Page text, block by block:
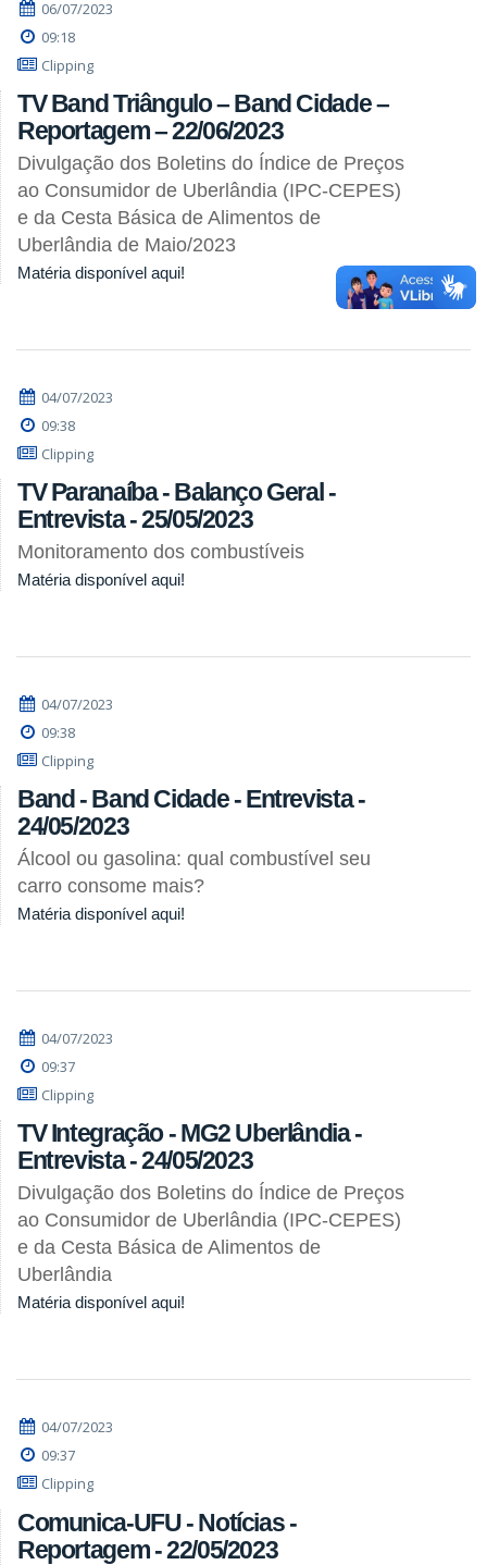
06/07/2023
09:18
Clipping
TV Band Triângulo – Band Cidade –
Reportagem – 22/06/2023
Divulgação dos Boletins do Índice de Preços
ao Consumidor de Uberlândia (IPC-CEPES)
e da Cesta Básica de Alimentos de
Uberlândia de Maio/2023
Matéria disponível aqui!
04/07/2023
09:38
Clipping
TV Paranaíba - Balanço Geral -
Entrevista - 25/05/2023
Monitoramento dos combustíveis
Matéria disponível aqui!
04/07/2023
09:38
Clipping
Band - Band Cidade - Entrevista -
24/05/2023
Álcool ou gasolina: qual combustível seu
carro consome mais?
Matéria disponível aqui!
04/07/2023
09:37
Clipping
TV Integração - MG2 Uberlândia -
Entrevista - 24/05/2023
Divulgação dos Boletins do Índice de Preços
ao Consumidor de Uberlândia (IPC-CEPES)
e da Cesta Básica de Alimentos de
Uberlândia
Matéria disponível aqui!
04/07/2023
09:37
Clipping
Comunica-UFU - Notícias -
Reportagem - 22/05/2023